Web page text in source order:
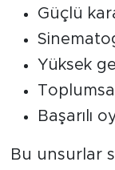
Güçlü
Yüksek
Başarılı
Bu unsurlar